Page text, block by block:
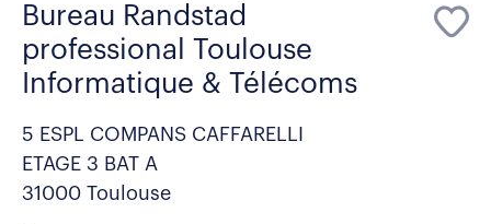
Bureau Randstad
professional Toulouse
Informatique & Télécoms
5 ESPL COMPANS CAFFARELLI
ETAGE 3 BAT A
31000 Toulouse